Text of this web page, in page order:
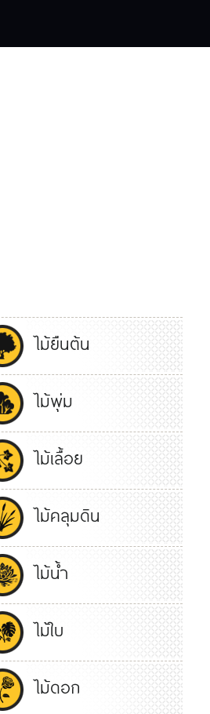
ไม้ยืนต้น
ไม้พุ่ม
ไม้เลื้อย
ไม้คลุมดิน
ไม้น้ำ
ไม้ใบ
ไม้ดอก